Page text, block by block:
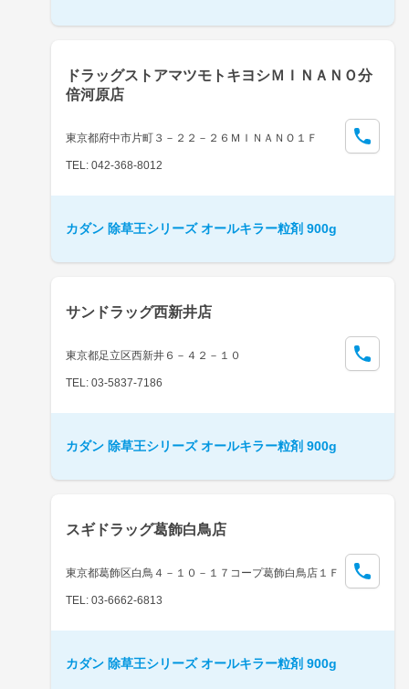
ドラッグストアマツモトキヨシＭＩＮＡＮＯ分
倍河原店
東京都府中市片町３－２２－２６ＭＩＮＡＮＯ１Ｆ
TEL: 042-368-8012
カダン 除草王シリーズ オールキラー粒剤 900g
サンドラッグ西新井店
東京都足立区西新井６－４２－１０
TEL: 03-5837-7186
カダン 除草王シリーズ オールキラー粒剤 900g
スギドラッグ葛飾白鳥店
東京都葛飾区白鳥４－１０－１７コープ葛飾白鳥店１Ｆ
TEL: 03-6662-6813
カダン 除草王シリーズ オールキラー粒剤 900g